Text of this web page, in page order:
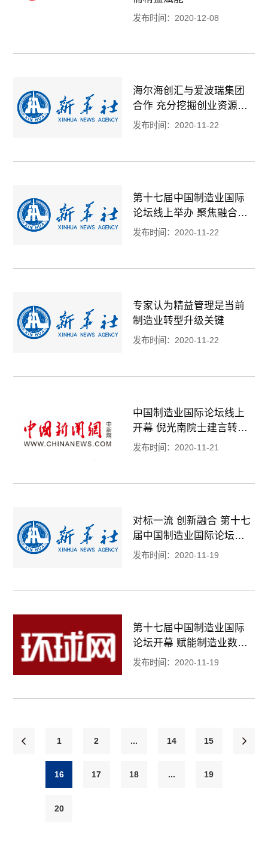
发布时间：2020-12-08
海尔海创汇与爱波瑞集团
合作 充分挖掘创业资源要
素
发布时间：2020-11-22
第十七届中国制造业国际
论坛线上举办 聚焦融合创
新
发布时间：2020-11-22
专家认为精益管理是当前
制造业转型升级关键
发布时间：2020-11-22
中国制造业国际论坛线上
开幕 倪光南院士建言转型
创新
发布时间：2020-11-21
对标一流 创新融合 第十七
届中国制造业国际论坛开
幕
发布时间：2020-11-19
第十七届中国制造业国际
论坛开幕 赋能制造业数字
化转型
发布时间：2020-11-19
1 2 ... 14 15
16 17 18 ... 19
20